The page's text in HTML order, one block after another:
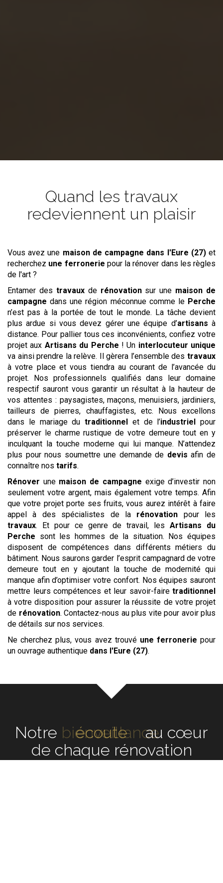
Quand les travaux
redeviennent un plaisir
Vous avez une maison de campagne dans l'Eure (27) et
recherchez une ferronerie pour la rénover dans les règles
de l'art ?
Entamer des travauxde rénovationsur une maison de
campagne dans une région méconnue comme le Perche
n’est pas à la portée de tout le monde. La tâche devient
plus ardue si vous devez gérer une équipe d’artisans à
distance. Pour pallier tous ces inconvénients, confiez votre
projet aux Artisans du Perche ! Un interlocuteur unique
va ainsi prendre la relève. Il gèrera l’ensemble des travaux
à votre place et vous tiendra au courant de l’avancée du
projet. Nos professionnels qualifiés dans leur domaine
respectif sauront vous garantir un résultat à la hauteur de
vos attentes : paysagistes, maçons, menuisiers, jardiniers,
tailleurs de pierres, chauffagistes, etc. Nous excellons
dans le mariage du traditionnel et de l’industriel pour
préserver le charme rustique de votre demeure tout en y
inculquant la touche moderne qui lui manque. N’attendez
plus pour nous soumettre une demande de devis afin de
connaître nos tarifs.
Rénover une maison de campagne exige d’investir non
seulement votre argent, mais également votre temps. Afin
que votre projet porte ses fruits, vous aurez intérêt à faire
appel à des spécialistes de la rénovation pour les
travaux. Et pour ce genre de travail, lesArtisans du
Perche sont les hommes de la situation. Nos équipes
disposent de compétences dans différents métiers du
bâtiment. Nous saurons garder l’esprit campagnard de votre
demeure tout en y ajoutant la touche de modernité qui
manque afin d’optimiser votre confort. Nos équipes sauront
mettre leurs compétences et leur savoir-faire traditionnel
à votre disposition pour assurer la réussite de votre projet
de rénovation. Contactez-nous au plus vite pour avoir plus
de détails sur nos services.
Ne cherchez plus, vous avez trouvé une ferronerie pour
un ouvrage authentique dans l'Eure (27).
Notreécouteau cœur de
chaque rénovation